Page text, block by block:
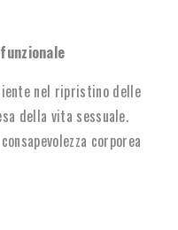
nel ripristino delle
della vita sessuale.
corporea